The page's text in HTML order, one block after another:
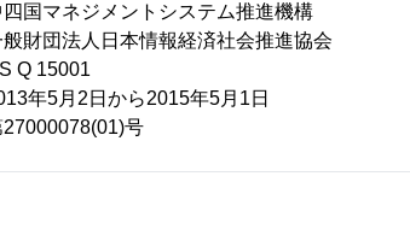
国マネジメントシステム推進機構
情報経済社会推進協会
15001
2日から2015年5月1日
号